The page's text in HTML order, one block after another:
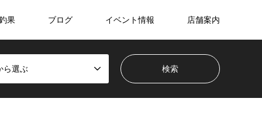
果 ブログ イベント情報 店舗案内
ら選ぶ